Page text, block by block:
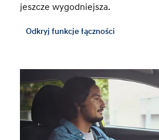
jeszcze wygodniejsza.
Odkryj funkcje łączności